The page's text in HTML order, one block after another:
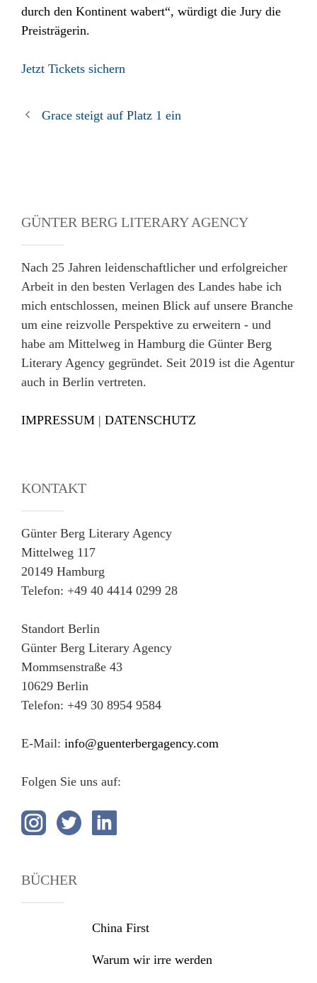
durch den Kontinent wabert“, würdigt die Jury die
Preisträgerin.
Jetzt Tickets sichern
Grace steigt auf Platz 1 ein
GÜNTER BERG LITERARY AGENCY
Nach 25 Jahren leidenschaftlicher und erfolgreicher
Arbeit in den besten Verlagen des Landes habe ich
mich entschlossen, meinen Blick auf unsere Branche
um eine reizvolle Perspektive zu erweitern - und
habe am Mittelweg in Hamburg die Günter Berg
Literary Agency gegründet. Seit 2019 ist die Agentur
auch in Berlin vertreten.
IMPRESSUM | DATENSCHUTZ
KONTAKT
Günter Berg Literary Agency
Mittelweg 117
20149 Hamburg
Telefon: +49 40 4414 0299 28
Standort Berlin
Günter Berg Literary Agency
Mommsenstraße 43
10629 Berlin
Telefon: +49 30 8954 9584
E-Mail: info@guenterbergagency.com
Folgen Sie uns auf:
BÜCHER
China First
Warum wir irre werden